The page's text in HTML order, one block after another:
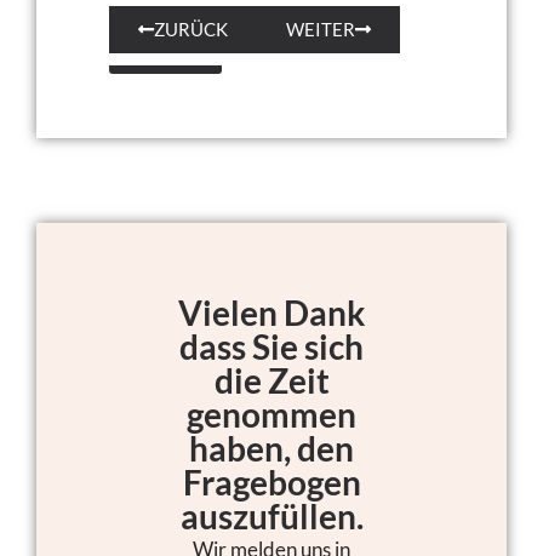
WEITER
ZURÜCK WEITER
Vielen Dank
dass Sie sich
die Zeit
genommen
haben, den
Fragebogen
auszufüllen.
Wir melden uns in